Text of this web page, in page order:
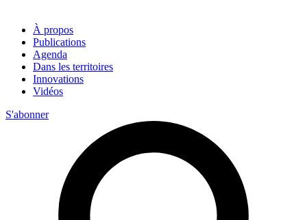
À propos
Publications
Agenda
Dans les territoires
Innovations
Vidéos
S'abonner